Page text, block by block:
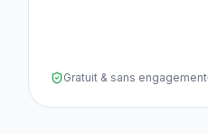
Gratuit & sans engagement